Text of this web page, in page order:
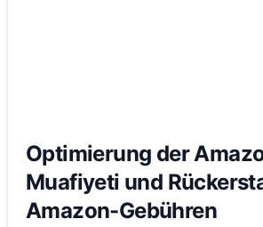
Optimierung der
Muafiyeti und
Amazon-Gebühren